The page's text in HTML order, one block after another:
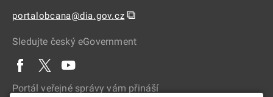
portalobcana@dia.gov.cz ⧉
Sledujte český eGovernment
Portál veřejné správy vám přináší